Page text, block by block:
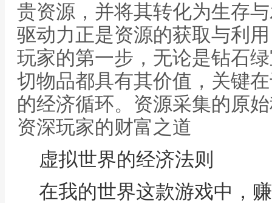
贵资源，并将其转化为生存
驱动力正是资源的获取与利
玩家的第一步，无论是钻石
切物品都具有其价值，关键
的经济循环。资源采集的原
资深玩家的财富之道
虚拟世界的经济法则
在我的世界这款游戏中，